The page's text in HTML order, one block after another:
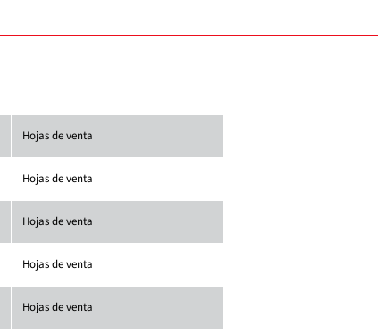
Hojas de venta
Hojas de venta
Hojas de venta
Hojas de venta
Hojas de venta